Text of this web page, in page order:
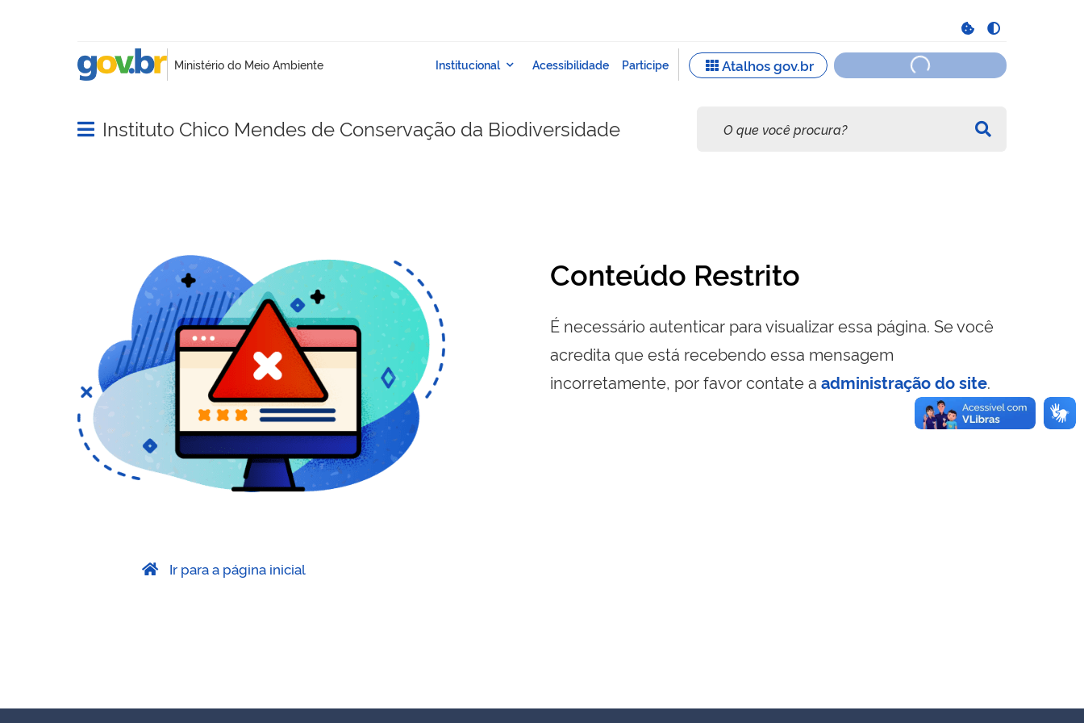
Abrir menu principal de navegação
Instituto Chico Mendes de Conservação da Biodiversidade
Conteúdo Restrito
É necessário autenticar para visualizar essa página. Se você
acredita que está recebendo essa mensagem
incorretamente, por favor contate a administração do site.
Ir para a página inicial